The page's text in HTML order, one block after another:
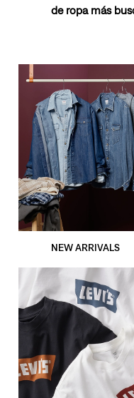
de ropa más
NEW ARRIVALS